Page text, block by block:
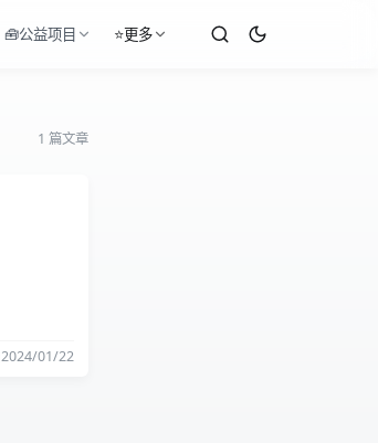
🧰公益项目 ⭐更多
1 篇文章
2024/01/22